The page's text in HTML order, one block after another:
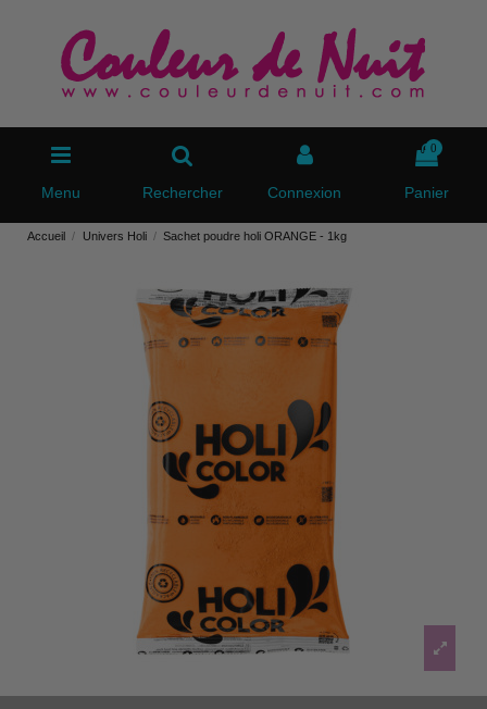
Menu Rechercher Connexion
0
Panier
Accueil Univers Holi Sachet poudre holi ORANGE - 1kg